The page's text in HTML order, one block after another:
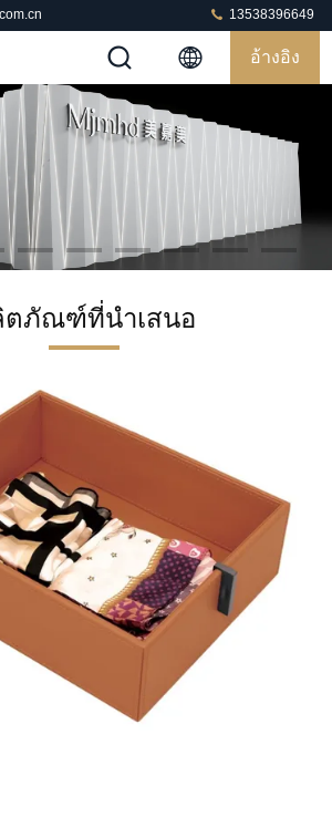
13538396649
อ้างอิง
ตภัณฑ์ที่นําเสนอ